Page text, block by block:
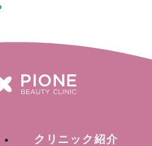
クリニック紹介